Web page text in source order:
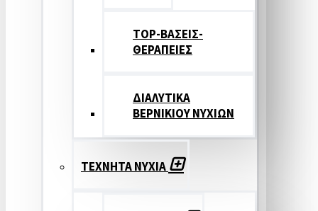
TOP-ΒΑΣΕΙΣ-
ΘΕΡΑΠΕΙΕΣ
ΔΙΑΛΥΤΙΚΑ
ΒΕΡΝΙΚΙΟΥ ΝΥΧΙΩΝ
ΤΕΧΝΗΤΑ ΝΥΧΙΑ